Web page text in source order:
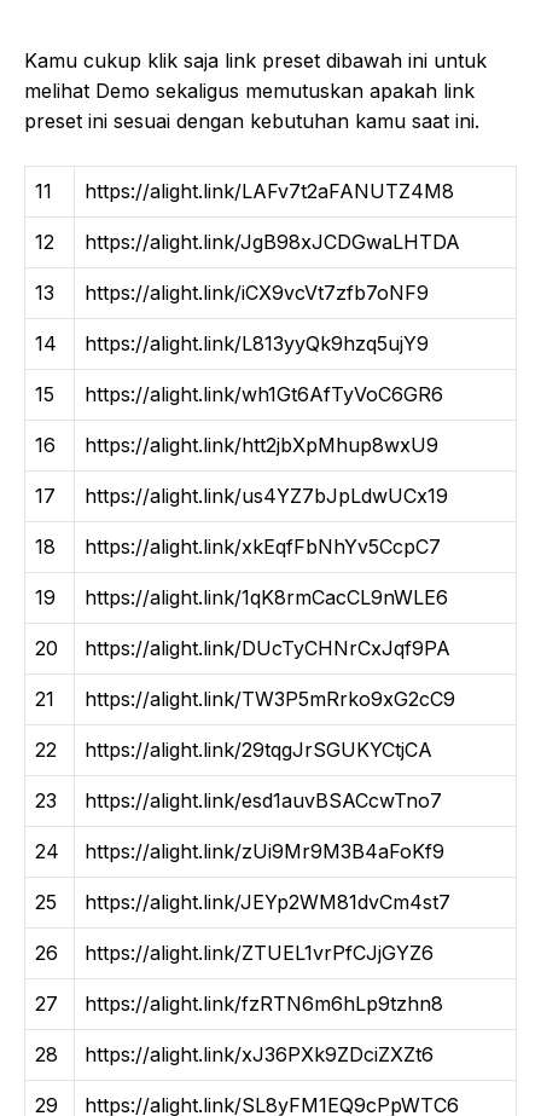
Kamu cukup klik saja link preset dibawah ini untuk
melihat Demo sekaligus memutuskan apakah link
preset ini sesuai dengan kebutuhan kamu saat ini.
11 https://alight.link/LAFv7t2aFANUTZ4M8
12 https://alight.link/JgB98xJCDGwaLHTDA
13 https://alight.link/iCX9vcVt7zfb7oNF9
14 https://alight.link/L813yyQk9hzq5ujY9
15 https://alight.link/wh1Gt6AfTyVoC6GR6
16 https://alight.link/htt2jbXpMhup8wxU9
17 https://alight.link/us4YZ7bJpLdwUCx19
18 https://alight.link/xkEqfFbNhYv5CcpC7
19 https://alight.link/1qK8rmCacCL9nWLE6
20 https://alight.link/DUcTyCHNrCxJqf9PA
21 https://alight.link/TW3P5mRrko9xG2cC9
22 https://alight.link/29tqgJrSGUKYCtjCA
23 https://alight.link/esd1auvBSACcwTno7
24 https://alight.link/zUi9Mr9M3B4aFoKf9
25 https://alight.link/JEYp2WM81dvCm4st7
26 https://alight.link/ZTUEL1vrPfCJjGYZ6
27 https://alight.link/fzRTN6m6hLp9tzhn8
28 https://alight.link/xJ36PXk9ZDciZXZt6​
29 https://alight.link/SL8yFM1EQ9cPpWTC6